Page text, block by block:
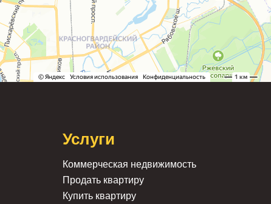
Услуги
Коммерческая недвижимость
Продать квартиру
Купить квартиру